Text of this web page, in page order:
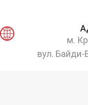
м.
вул. Байди-